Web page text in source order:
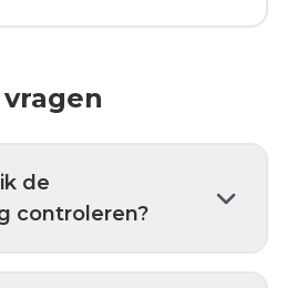
de
controleren?